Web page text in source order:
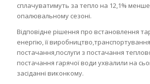
сплачуватимуть за тепло на 12,1%
опалювальному сезоні.
Відповідне рішення про встановлення
енергію, її
постачання,послуги з постачання
постачання гарячої води ухвалили на
засіданні виконкому.